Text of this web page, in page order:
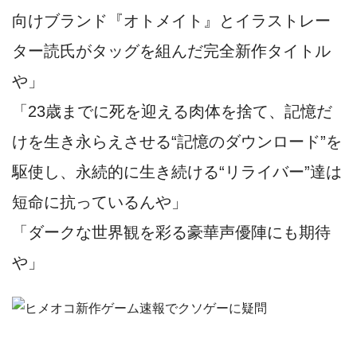
向けブランド『オトメイト』とイラストレー
ター読氏がタッグを組んだ完全新作タイトル
や」
「23歳までに死を迎える肉体を捨て、記憶だ
けを生き永らえさせる“記憶のダウンロード”を
駆使し、永続的に生き続ける“リライバー”達は
短命に抗っているんや」
「ダークな世界観を彩る豪華声優陣にも期待
や」